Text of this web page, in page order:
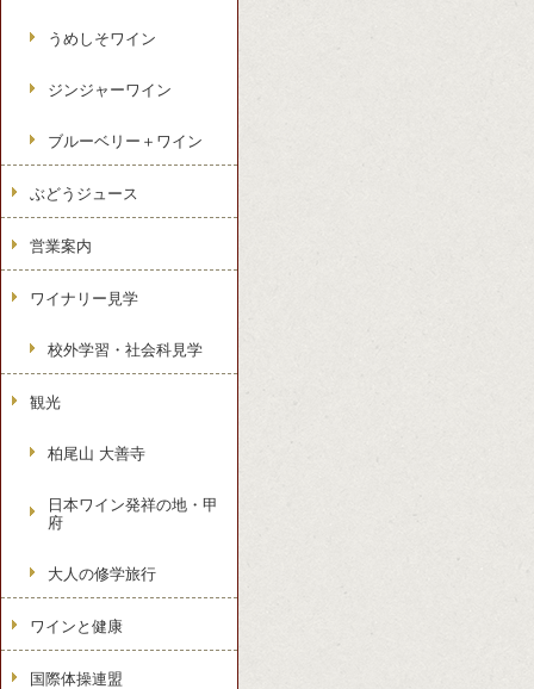
うめしそワイン
ジンジャーワイン
ブルーベリー＋ワイン
ぶどうジュース
営業案内
ワイナリー見学
校外学習・社会科見学
観光
柏尾山 大善寺
日本ワイン発祥の地・甲
府
大人の修学旅行
ワインと健康
国際体操連盟